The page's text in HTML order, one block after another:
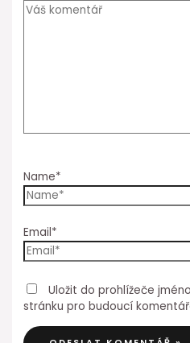
Name*
Email*
Uložit do prohlížeče
stránku pro budoucí